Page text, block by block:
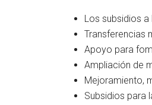
Los subsidios
Transferencias
Apoyo para
Ampliación de
Mejoramiento,
Subsidios para